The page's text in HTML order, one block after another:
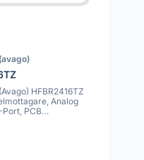
HFBR2416TZ
Analog
PCB